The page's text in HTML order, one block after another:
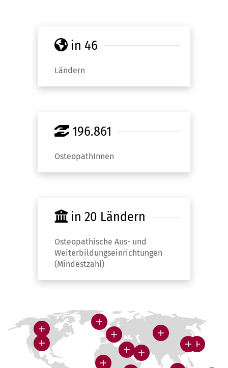
in 46
Ländern
196.861
OsteopathInnen
in 20 Ländern
Osteopathische Aus- und
Weiterbildungseinrichtungen
(Mindestzahl)